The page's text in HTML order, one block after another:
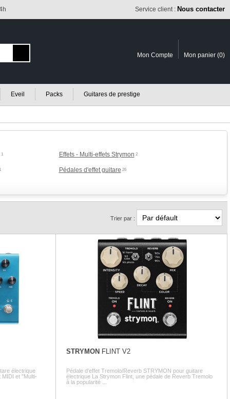
Service client : Nous contacter
Mon Compte Mon panier (0)
Eveil Packs Guitares de prestige
1 Effets - Multi-effets Strymon 2
Pédales d'effet guitare 26
Trier par :
électrique
MIDI et "Multi-
STRYMON FLINT V2
Pédale d'effet Tremolo/Reverb STRYMON pour guitare
électrique La Strymon Flint, une pédale de Reverb Tremolo
à la popularité ...